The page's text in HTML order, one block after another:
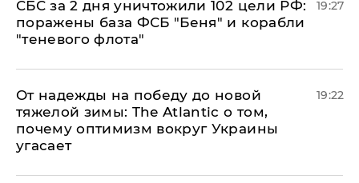
СБС за 2 дня уничтожили 102 цели РФ:
поражены база ФСБ "Беня" и корабли
"теневого флота"
19:27
От надежды на победу до новой
тяжелой зимы: The Atlantic о том,
почему оптимизм вокруг Украины
угасает
19:22